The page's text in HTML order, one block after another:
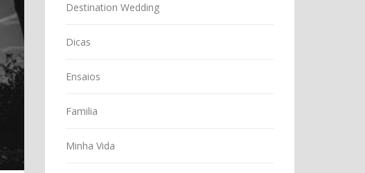
Destination Wedding
Dicas
Ensaios
Familia
Minha Vida